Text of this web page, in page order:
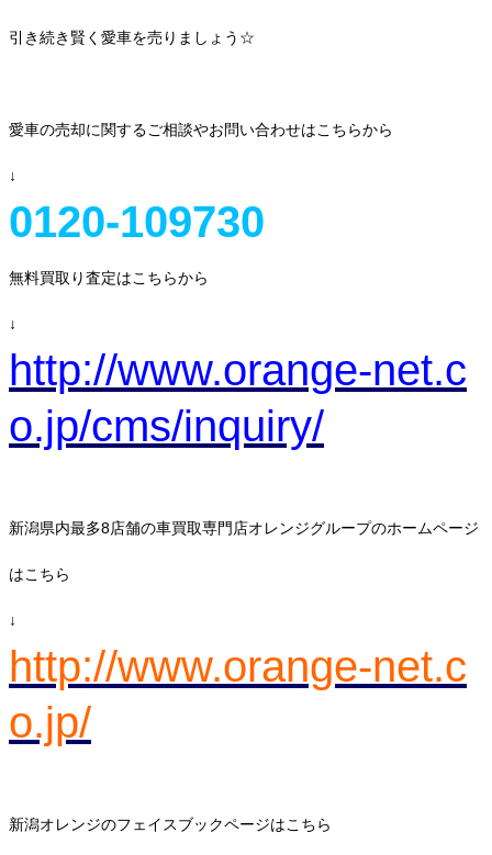
引き続き賢く愛車を売りましょう☆
愛車の売却に関するご相談やお問い合わせはこちらから
↓
0120-109730
無料買取り査定はこちらから
↓
http://www.orange-net.c
o.jp/cms/inquiry/
新潟県内最多8店舗の車買取専門店オレンジグループのホームページ
はこちら
↓
http://www.orange-net.c
o.jp/
新潟オレンジのフェイスブックページはこちら